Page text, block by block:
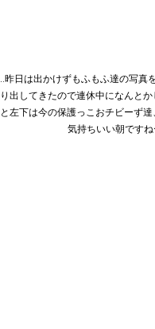
‥昨日は出かけずもふもふ達の写真
り出してきたので連休中になんと
と左下は今の保護っこおチビーず
気持ちいい朝です